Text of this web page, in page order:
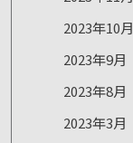
2023年10月
2023年9月
2023年8月
2023年3月